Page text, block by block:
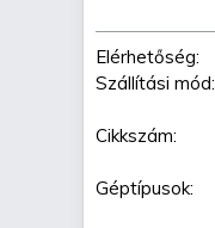
Elérhetőség:
Szállítási mód:
Cikkszám:
Géptípusok: